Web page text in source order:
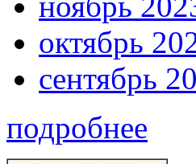
октябрь
сентябрь
подробнее